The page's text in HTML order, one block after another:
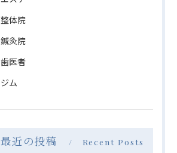
整体院
鍼灸院
歯医者
ジム
最近の投稿 Recent Posts